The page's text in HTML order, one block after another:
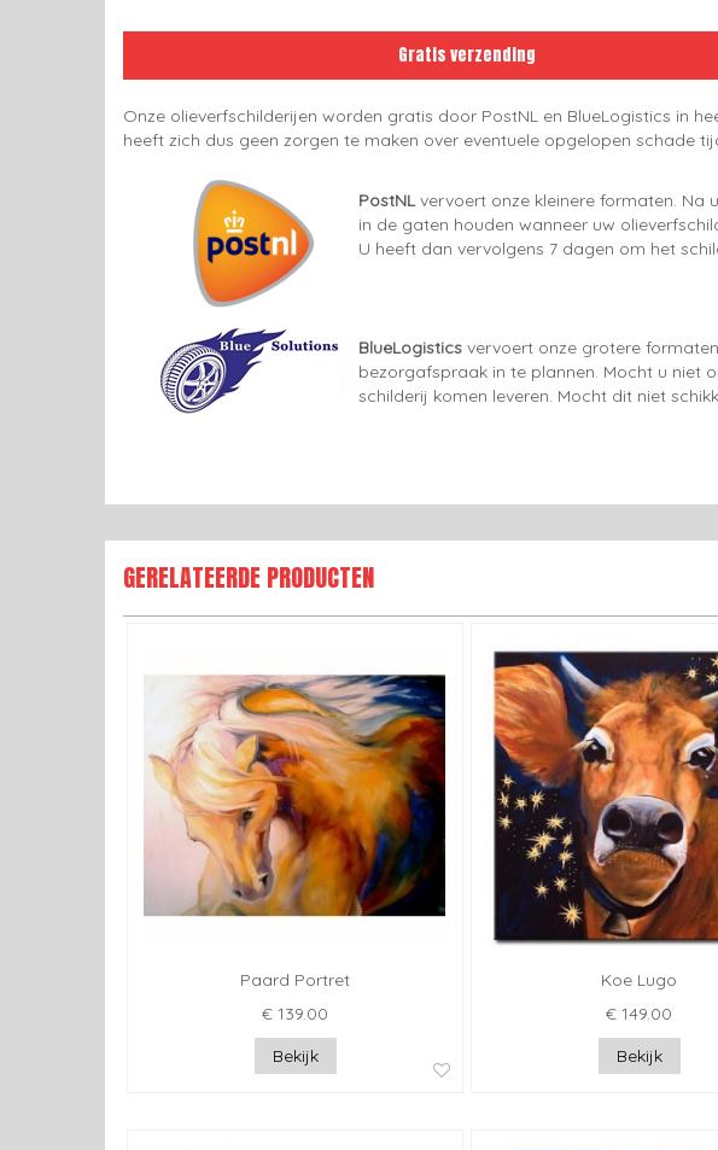
Gratis verzending
Onze olieverfschilderijen worden gratis door PostNL en BlueLogistics in
heeft zich dus geen zorgen te maken over eventuele opgelopen schade
PostNLvervoert onze kleinere formaten. Na
in de gaten houden wanneer uw
U heeft dan vervolgens 7 dagen om het
BlueLogistics vervoert onze grotere
bezorgafspraak in te plannen. Mocht u niet
schilderij komen leveren. Mocht dit niet
GERELATEERDE PRODUCTEN
Paard Portret
€ 139.00
Bekijk
Koe Lugo
€ 149.00
Bekijk